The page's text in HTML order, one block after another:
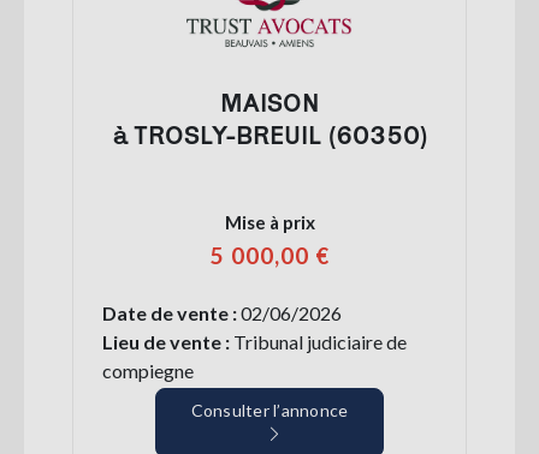
MAISON
à TROSLY-BREUIL (60350)
Mise à prix
5 000,00 €
Date de vente :02/06/2026
Lieu de vente : Tribunal judiciaire de
compiegne
Consulter l’annonce